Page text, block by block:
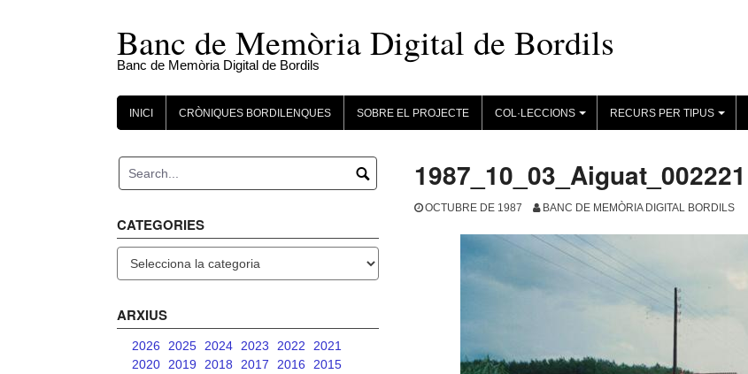
Banc de Memòria Digital de Bordils
Banc de Memòria Digital de Bordils
INICI CRÒNIQUES BORDILENQUES SOBRE EL PROJECTE
+
COL·LECCIONS
+
RECURS PER TIPUS
1987_10_03_Aiguat_002221
OCTUBRE DE 1987 BANC DE MEMÒRIA DIGITAL BORDILS
CATEGORIES
ARXIUS
2026 2025 2024 2023 2022
2021
2020
2019 2018 2017 2016
2015